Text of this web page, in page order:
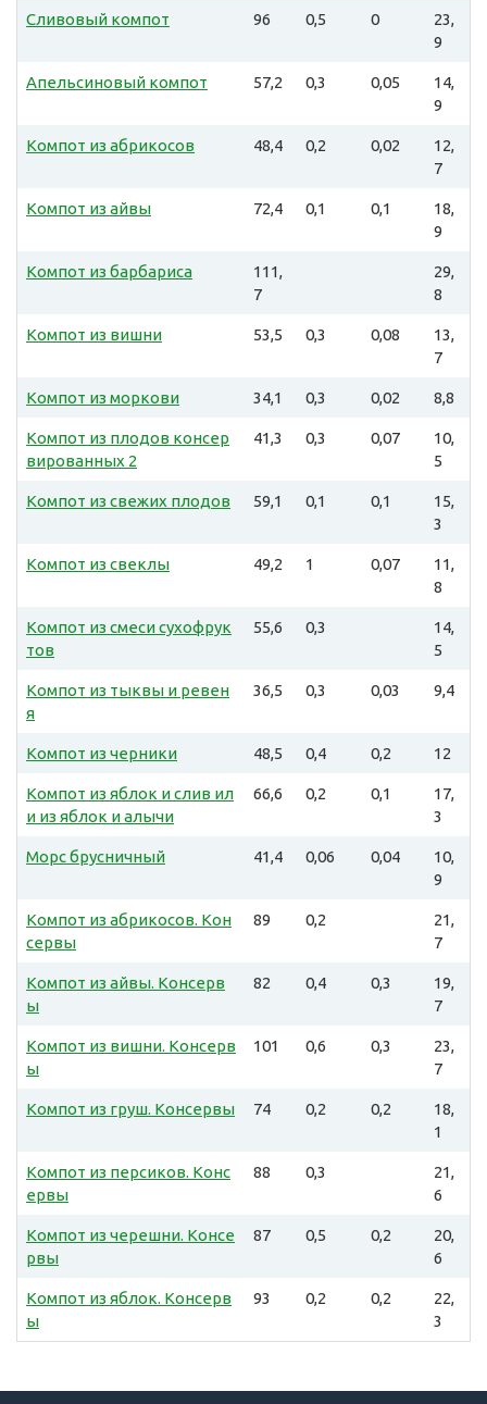
Сливовый компот 96 0,5 0
23,
9
Апельсиновый компот 57,2 0,3 0,05
14,
9
Компот из абрикосов 48,4 0,2 0,02
12,
7
Компот из айвы 72,4 0,1 0,1
18,
9
Компот из барбариса
111,
7
29,
8
Компот из вишни 53,5 0,3 0,08
13,
7
Компот из моркови 34,1 0,3 0,02 8,8
Компот из плодов консер
вированных 2
41,3 0,3 0,07
10,
5
Компот из свежих плодов 59,1 0,1 0,1
15,
3
Компот из свеклы 49,2 1 0,07
11,
8
Компот из смеси сухофрук
тов
55,6 0,3
14,
5
Компот из тыквы и ревен
я
36,5 0,3 0,03 9,4
Компот из черники 48,5 0,4 0,2 12
Компот из яблок и слив ил
и из яблок и алычи
66,6 0,2 0,1
17,
3
Морс брусничный 41,4 0,06 0,04
10,
9
Компот из абрикосов. Кон
сервы
89 0,2
21,
7
Компот из айвы. Консерв
ы
82 0,4 0,3
19,
7
Компот из вишни. Консерв
ы
101 0,6 0,3
23,
7
Компот из груш. Консервы 74 0,2 0,2
18,
1
Компот из персиков. Конс
ервы
88 0,3
21,
6
Компот из черешни. Консе
рвы
87 0,5 0,2
20,
6
Компот из яблок. Консерв
ы
93 0,2 0,2
22,
3